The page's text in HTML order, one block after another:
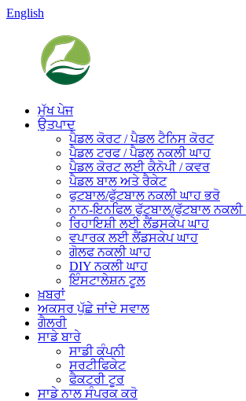
English
ਮੁੱਖ ਪੇਜ
ਉਤਪਾਦ
ਪੈਡਲ ਕੋਰਟ / ਪੈਡਲ ਟੈਨਿਸ ਕੋਰਟ
ਪੈਡਲ ਟਰਫ / ਪੈਡਲ ਨਕਲੀ ਘਾਹ
ਪੈਡਲ ਕੋਰਟ ਲਈ ਕੈਨੋਪੀ / ਕਵਰ
ਪੈਡਲ ਬਾਲ ਅਤੇ ਰੈਕੇਟ
ਫੁਟਬਾਲ/ਫੁੱਟਬਾਲ ਨਕਲੀ ਘਾਹ ਭਰੋ
ਨਾਨ-ਇਨਫਿਲ ਫੁੱਟਬਾਲ/ਫੁੱਟਬਾਲ ਨਕਲੀ
ਰਿਹਾਇਸ਼ੀ ਲਈ ਲੈਂਡਸਕੇਪ ਘਾਹ
ਵਪਾਰਕ ਲਈ ਲੈਂਡਸਕੇਪ ਘਾਹ
ਗੋਲਫ ਨਕਲੀ ਘਾਹ
DIY ਨਕਲੀ ਘਾਹ
ਇੰਸਟਾਲੇਸ਼ਨ ਟੂਲ
ਖ਼ਬਰਾਂ
ਅਕਸਰ ਪੁੱਛੇ ਜਾਂਦੇ ਸਵਾਲ
ਗੈਲਰੀ
ਸਾਡੇ ਬਾਰੇ
ਸਾਡੀ ਕੰਪਨੀ
ਸਰਟੀਫਿਕੇਟ
ਫੈਕਟਰੀ ਟੂਰ
ਸਾਡੇ ਨਾਲ ਸੰਪਰਕ ਕਰੋ